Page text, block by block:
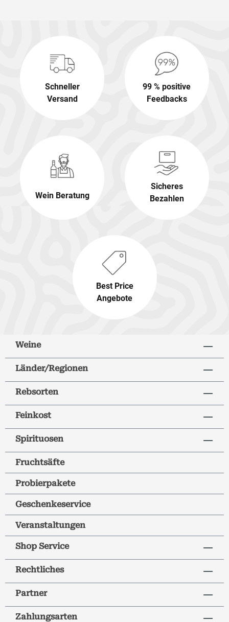
Schneller
Versand
99 % positive
Feedbacks
Wein Beratung
Sicheres
Bezahlen
Best Price
Angebote
Weine
Länder/Regionen
Rebsorten
Feinkost
Spirituosen
Fruchtsäfte
Probierpakete
Geschenkeservice
Veranstaltungen
Shop Service
Rechtliches
Partner
Zahlungsarten